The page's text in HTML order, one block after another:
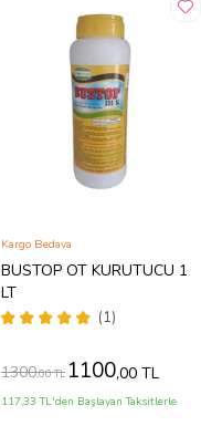
BUSTOP OT KURUTUCU 1
LT
(1)
Kargo Bedava
1300,00 TL 1100,00 TL
117,33 TL'den Başlayan Taksitlerle